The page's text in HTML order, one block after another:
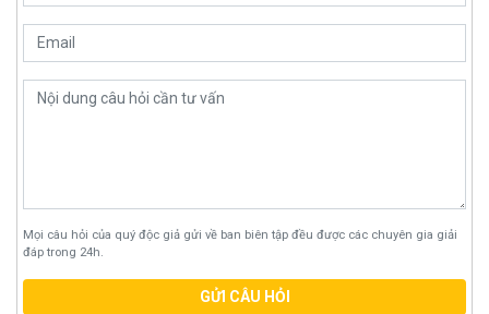
Mọi câu hỏi của quý độc giả gửi về ban biên tập đều được các chuyên gia giải
đáp trong 24h.
GỬI CÂU HỎI